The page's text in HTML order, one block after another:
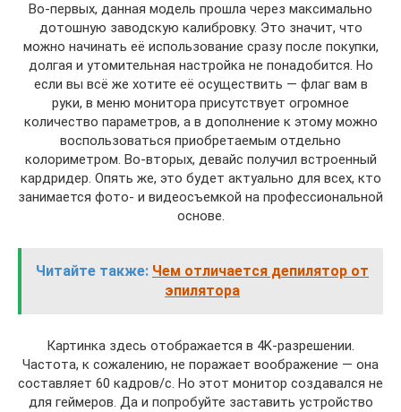
Во-первых, данная модель прошла через максимально
дотошную заводскую калибровку. Это значит, что
можно начинать её использование сразу после покупки,
долгая и утомительная настройка не понадобится. Но
если вы всё же хотите её осуществить — флаг вам в
руки, в меню монитора присутствует огромное
количество параметров, а в дополнение к этому можно
воспользоваться приобретаемым отдельно
колориметром. Во-вторых, девайс получил встроенный
кардридер. Опять же, это будет актуально для всех, кто
занимается фото- и видеосъемкой на профессиональной
основе.
Читайте также: Чем отличается депилятор от
эпилятора
Картинка здесь отображается в 4K-разрешении.
Частота, к сожалению, не поражает воображение — она
составляет 60 кадров/с. Но этот монитор создавался не
для геймеров. Да и попробуйте заставить устройство